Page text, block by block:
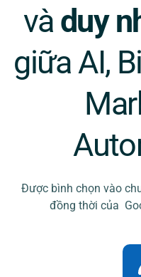
và duy
giữa AI,
Được bình chọn vào
đồng thời của